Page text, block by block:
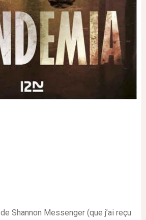
de Shannon Messenger (que j’ai reçu